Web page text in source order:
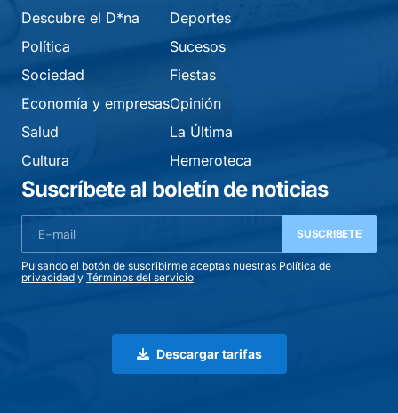
Descubre el D*na
Política
Sociedad
Economía y empresas
Salud
Cultura
Deportes
Sucesos
Fiestas
Opinión
La Última
Hemeroteca
Suscríbete al boletín de noticias
SUSCRIBETE
Pulsando el botón de suscribirme aceptas nuestras Política de
privacidad y Términos del servicio
Descargar tarifas